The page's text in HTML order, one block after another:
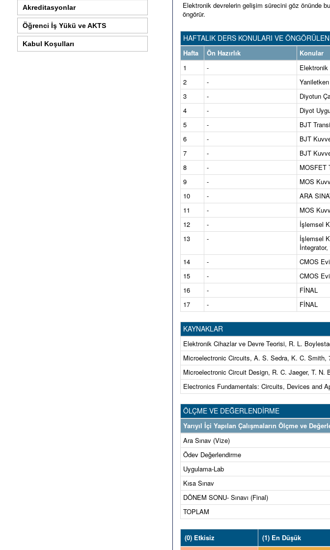
Akreditasyonlar
Öğrenci İş Yükü ve AKTS
Kabul Koşulları
Elektronik devrelerin gelişim sürecini göz önünde
öngörür.
HAFTALIK DERS KONULARI VE
Hafta Ön Hazırlık Konular
1
- Elektronik
2
-
3
- Diyotun
4
- Diyot
5
- BJT
6
- BJT
7
- BJT
8
- MOSFET
9
- MOS
10
- ARA
11
- MOS
12
- İşlemsel
13
-
İşlemsel
14 - CMOS
15
- CMOS
16
- FİNAL
17
- FİNAL
KAYNAKLAR
Elektronik Cihazlar ve Devre Teorisi, R. L.
Microelectronic Circuits, A. S. Sedra, K. C.
Microelectronic Circuit Design, R. C. Jaeger, T. N.
Electronics Fundamentals: Circuits, Devices and
ÖLÇME VE DEĞERLENDİRME
Yarıyıl İçi Yapılan Çalışmaların Ölçme ve
Ara Sınav (Vize)
Ödev Değerlendirme
Uygulama-Lab
Kısa Sınav
DÖNEM SONU- Sınavı (Final)
TOPLAM
(0) Etkisiz (1) En Düşük